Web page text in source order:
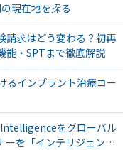
現在地を探る
請求はどう変わる？初再
能・SPTまで徹底解説
るインプラント治療コー
をグローバル
ーを「インテリジェント